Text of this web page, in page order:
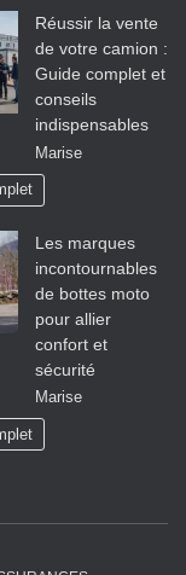
Réussir la vente
de votre camion :
Guide complet et
conseils
indispensables
Marise
Les marques
incontournables
de bottes moto
pour allier
confort et
sécurité
Marise